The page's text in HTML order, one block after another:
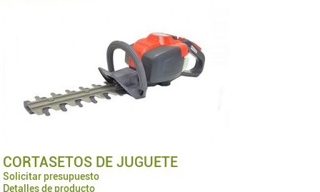
CORTASETOS DE JUGUETE
Solicitar presupuesto
Detalles de producto